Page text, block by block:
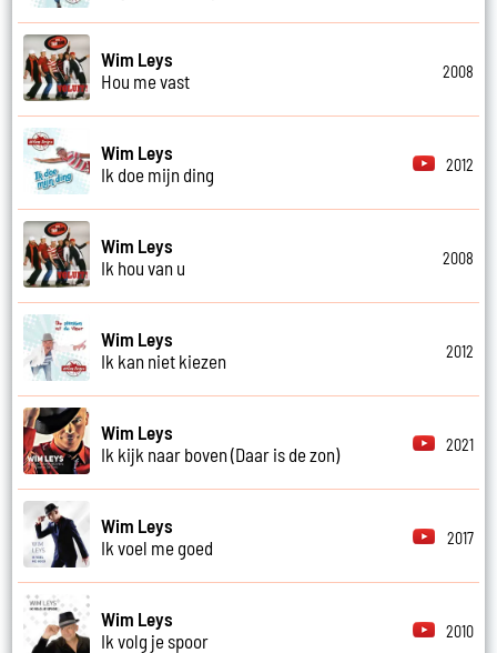
Wim Leys
Hou me vast
2008
Wim Leys
Ik doe mijn ding
2012
Wim Leys
Ik hou van u
2008
Wim Leys
Ik kan niet kiezen
2012
Wim Leys
Ik kijk naar boven (Daar is de zon)
2021
Wim Leys
Ik voel me goed
2017
Wim Leys
Ik volg je spoor
2010